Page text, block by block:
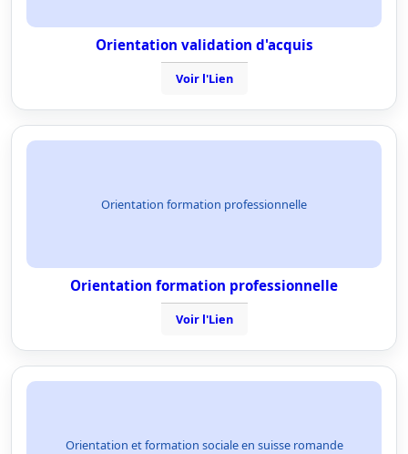
Orientation validation d'acquis
Voir l'Lien
Orientation formation professionnelle
Orientation formation professionnelle
Voir l'Lien
Orientation et formation sociale en suisse romande